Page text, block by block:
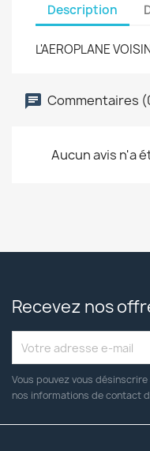
Description
L'AEROPLANE
Commentaires
Aucun avis n'a
Recevez nos
Vous pouvez vous
nos informations de contact